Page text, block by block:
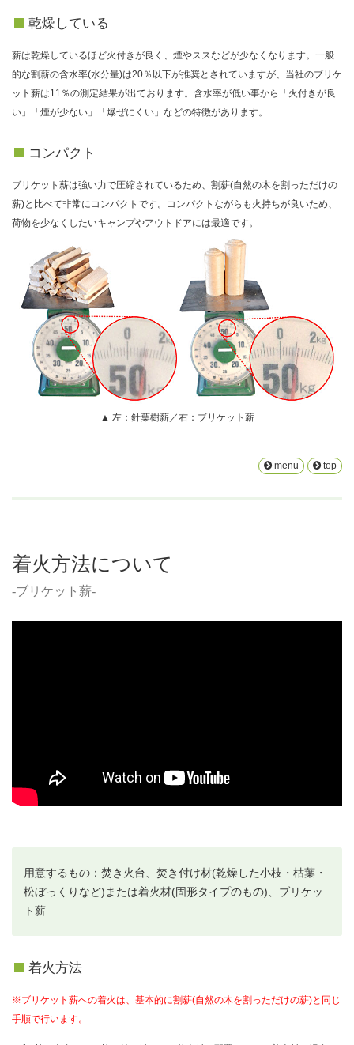
乾燥している
薪は乾燥しているほど火付きが良く、煙やススなどが少なくなります。一般
的な割薪の含水率(水分量)は20％以下が推奨とされていますが、当社のブリケ
ット薪は11％の測定結果が出ております。含水率が低い事から「火付きが良
い」「煙が少ない」「爆ぜにくい」などの特徴があります。
コンパクト
ブリケット薪は強い力で圧縮されているため、割薪(自然の木を割っただけの
薪)と比べて非常にコンパクトです。コンパクトながらも火持ちが良いため、
荷物を少なくしたいキャンプやアウトドアには最適です。
▲ 左：針葉樹薪／右：ブリケット薪
menu top
着火方法について
-ブリケット薪-
用意するもの：焚き火台、焚き付け材(乾燥した小枝・枯葉・
松ぼっくりなど)または着火材(固形タイプのもの)、ブリケッ
ト薪
着火方法
※ブリケット薪への着火は、基本的に割薪(自然の木を割っただけの薪)と同じ
手順で行います。